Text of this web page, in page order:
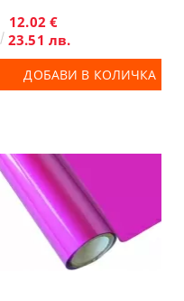
12.02 €
23.51 лв.
ДОБАВИ В КОЛИЧКА